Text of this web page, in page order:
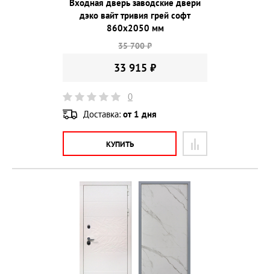
Входная дверь заводские двери
дэко вайт тривия грей софт
860х2050 мм
35 700 ₽
33 915 ₽
0
Доставка: от 1 дня
КУПИТЬ